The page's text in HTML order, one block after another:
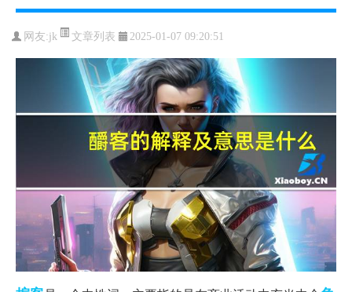
网友:jk 文章列表 2025-01-07 09:20:51